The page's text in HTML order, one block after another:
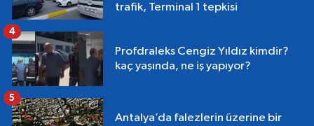
trafik, Terminal 1 tepkisi
Profdraleks Cengiz Yıldız kimdir?
kaç yaşında, ne iş yapıyor?
4
Antalya’da falezlerin üzerine bir
5